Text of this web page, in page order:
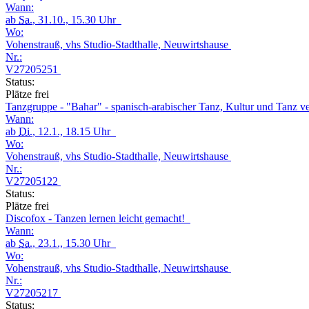
Wann:
ab Sa., 31.10., 15.30 Uhr
Wo:
Vohenstrauß, vhs Studio-Stadthalle, Neuwirtshause
Nr.:
V27205251
Status:
Plätze frei
Tanzgruppe - "Bahar" - spanisch-arabischer Tanz, Kultur und Tanz
Wann:
ab Di., 12.1., 18.15 Uhr
Wo:
Vohenstrauß, vhs Studio-Stadthalle, Neuwirtshause
Nr.:
V27205122
Status:
Plätze frei
Discofox - Tanzen lernen leicht gemacht!
Wann:
ab Sa., 23.1., 15.30 Uhr
Wo:
Vohenstrauß, vhs Studio-Stadthalle, Neuwirtshause
Nr.:
V27205217
Status: